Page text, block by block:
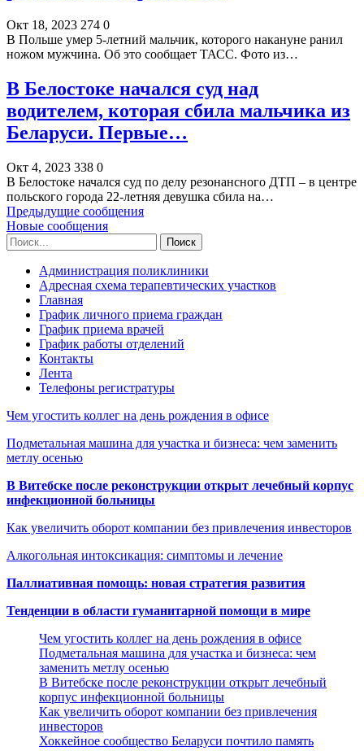
Окт 18, 2023 274 0
В Польше умер 5-летний мальчик, которого накануне ранил
ножом мужчина. Об это сообщает ТАСС. Фото из…
В Белостоке начался суд над
водителем, которая сбила мальчика из
Беларуси. Первые…
Окт 4, 2023 338 0
В Белостоке начался суд по делу резонансного ДТП – в центре
польского города 22-летняя девушка сбила на…
Предыдущие сообщения
Новые сообщения
Администрация поликлиники
Адресная схема терапевтических участков
Главная
График личного приема граждан
График приема врачей
График работы отделений
Контакты
Лента
Телефоны регистратуры
Чем угостить коллег на день рождения в офисе
Подметальная машина для участка и бизнеса: чем заменить
метлу осенью
В Витебске после реконструкции открыт лечебный корпус
инфекционной больницы
Как увеличить оборот компании без привлечения инвесторов
Алкогольная интоксикация: симптомы и лечение
Паллиативная помощь: новая стратегия развития
Тенденции в области гуманитарной помощи в мире
Чем угостить коллег на день рождения в офисе
Подметальная машина для участка и бизнеса: чем
заменить метлу осенью
В Витебске после реконструкции открыт лечебный
корпус инфекционной больницы
Как увеличить оборот компании без привлечения
инвесторов
Хоккейное сообщество Беларуси почтило память